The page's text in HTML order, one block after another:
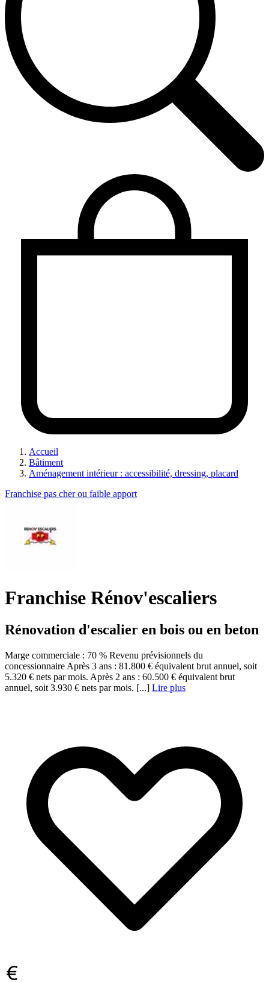
Accueil
Bâtiment
Aménagement intérieur : accessibilité, dressing, placard
Franchise pas cher ou faible apport
Franchise Rénov'escaliers
Rénovation d'escalier en bois ou en beton
Marge commerciale : 70 % Revenu prévisionnels du
concessionnaire Après 3 ans : 81.800 € équivalent brut annuel, soit
5.320 € nets par mois. Après 2 ans : 60.500 € équivalent brut
annuel, soit 3.930 € nets par mois. [...] Lire plus